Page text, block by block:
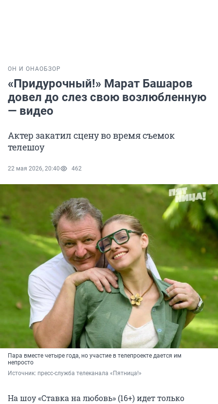
ОН И ОНАОБЗОР
«Придурочный!» Марат Башаров
довел до слез свою возлюбленную
— видео
Актер закатил сцену во время съемок
телешоу
22 мая 2026, 20:40 462
Пара вместе четыре года, но участие в телепроекте дается им
непросто
Источник: пресс-служба телеканала «Пятница!»
На шоу «Ставка на любовь» (16+) идет только